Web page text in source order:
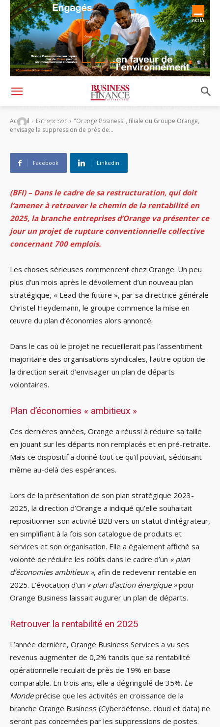
Accueil Entreprises
"Orange Business", filiale du Groupe Orange,
envisage la suppression de près de...
« Orange Business », filiale du Groupe Orange,
envisage la suppression de près de 700 postes
By Rédaction - 22 mars 2023
Facebook Linkedin
(BFI) – Dans le cadre de sa restructuration, qui doit
l’amener à retrouver le chemin de la rentabilité en
2025, la branche entreprises d’Orange va présenter ce
jour un projet de rupture conventionnelle collective
concernant 700 emplois.
Les choses sérieuses commencent chez Orange. Un peu
plus d’un mois après le dévoilement d’un nouveau plan
stratégique, « Lead the future », par sa directrice générale
Christel Heydemann, le groupe commence la mise en
œuvre du plan d’économies alors annoncé.
Dans le cas où le projet ne recueillerait pas l’assentiment
majoritaire des organisations syndicales, l’autre option de
la direction serait d’envisager un plan de départs
volontaires.
Plan d’économies « ambitieux »
Ces dernières années, Orange a réussi à réduire sa taille
en jouant sur les départs non remplacés et en pré-retraite.
Mais ce dispositif a donné tout ce qu’il pouvait, séduisant
même au-delà des espérances.
Lors de la présentation de son plan stratégique 2023-
2025, la direction d’Orange a indiqué qu’elle souhaitait
repositionner son activité B2B vers un statut d’intégrateur,
en simplifiant à la fois son catalogue de produits et
services et son organisation. Elle a également affiché sa
volonté de réduire les coûts dans le cadre d’un « plan
d’économies ambitieux », afin de redevenir rentable en
2025. L’évocation d’un « plan d’action énergique »pour
Orange Business laissait augurer un plan de départs.
Retrouver la rentabilité en 2025
L’année dernière, Orange Business Services a vu ses
revenus augmenter de 0,2% tandis que sa rentabilité
opérationnelle reculait de près de 19% en base
comparable. En trois ans, elle a dégringolé de 35%. Le
Mondeprécise que les activités en croissance de la
branche Orange Business (Cyberdéfense, cloud et data) ne
seront pas concernées par les suppressions de postes.